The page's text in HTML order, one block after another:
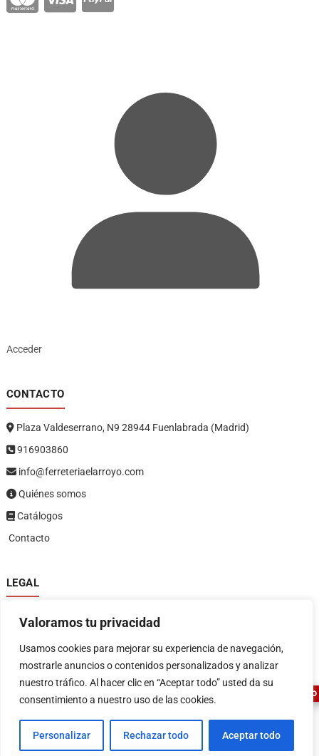
Valoramos tu privacidad
Usamos cookies para mejorar su experiencia de navegación,
mostrarle anuncios o contenidos personalizados y analizar
nuestro tráfico. Al hacer clic en “Aceptar todo” usted da su
consentimiento a nuestro uso de las cookies.
Personalizar Rechazar todo Aceptar todo
Acceder
CONTACTO
Plaza Valdeserrano, N9 28944 Fuenlabrada (Madrid)
916903860
info@ferreteriaelarroyo.com
Quiénes somos
Catálogos
Contacto
LEGAL
Política de privacidad
Política de devoluciones y reembolsos
Términos y condiciones
FERRETERIA EL ARROYO | Diseñado por:Tema Freesia| © 2026WordPress
ASESOR FERRETERO